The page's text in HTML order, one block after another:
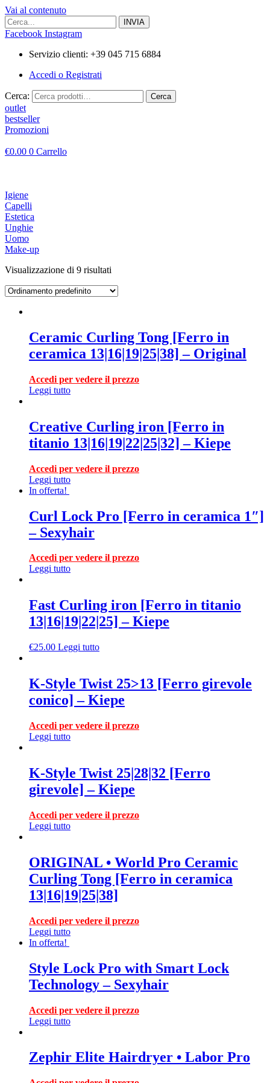
Vai al contenuto
Facebook Instagram
Servizio clienti: +39 045 715 6884
Accedi o Registrati
Cerca: Cerca
outlet
bestseller
Promozioni
€0.00 0 Carrello
Igiene
Capelli
Estetica
Unghie
Uomo
Make-up
Visualizzazione di 9 risultati
Ceramic Curling Tong [Ferro in
ceramica 13|16|19|25|38] – Original
Accedi per vedere il prezzo
Leggi tutto
Creative Curling iron [Ferro in
titanio 13|16|19|22|25|32] – Kiepe
Accedi per vedere il prezzo
Leggi tutto
In offerta!
Curl Lock Pro [Ferro in ceramica 1″]
– Sexyhair
Accedi per vedere il prezzo
Leggi tutto
Fast Curling iron [Ferro in titanio
13|16|19|22|25] – Kiepe
€25.00 Leggi tutto
K-Style Twist 25>13 [Ferro girevole
conico] – Kiepe
Accedi per vedere il prezzo
Leggi tutto
K-Style Twist 25|28|32 [Ferro
girevole] – Kiepe
Accedi per vedere il prezzo
Leggi tutto
ORIGINAL • World Pro Ceramic
Curling Tong [Ferro in ceramica
13|16|19|25|38]
Accedi per vedere il prezzo
Leggi tutto
In offerta!
Style Lock Pro with Smart Lock
Technology – Sexyhair
Accedi per vedere il prezzo
Leggi tutto
Zephir Elite Hairdryer • Labor Pro